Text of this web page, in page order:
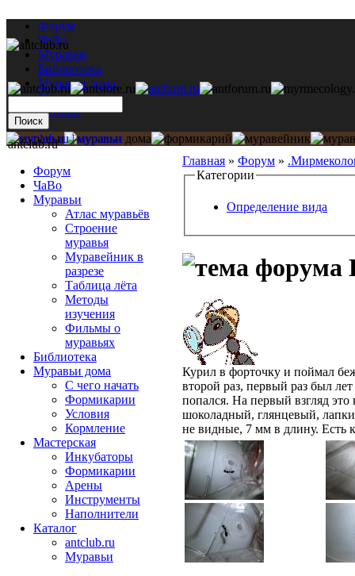
Форум
ЧаВо
Муравьи
Библиотека
Муравьи дома
Мастерская
Каталог
Главная » Форум »
Категории
Определение вида
Курил в форточку и поймал
второй раз, первый раз был
попался. На первый взгляд
шоколадный, глянцевый,
не видные, 7 мм в длину. Есть
antclub.ru
Форум
ЧаВо
Муравьи
Атлас муравьёв
Строение
муравья
Муравейник в
разрезе
Таблица лёта
Методы
изучения
Фильмы о
муравьях
Библиотека
Муравьи дома
С чего начать
Формикарии
Условия
Кормление
Мастерская
Инкубаторы
Формикарии
Арены
Инструменты
Наполнители
Каталог
antclub.ru
Муравьи